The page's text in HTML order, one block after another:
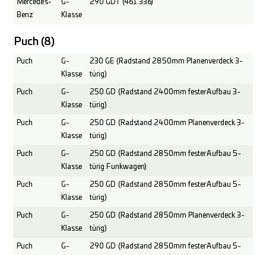
Mercedes-
Benz
G-
Klasse
290 GDT (461.336)
Puch (8)
Puch
G-
Klasse
230 GE (Radstand 2850mm Planenverdeck 3-
türig)
Puch
G-
Klasse
250 GD (Radstand 2400mm fester Aufbau 3-
türig)
Puch
G-
Klasse
250 GD (Radstand 2400mm Planenverdeck 3-
türig)
Puch
G-
Klasse
250 GD (Radstand 2850mm fester Aufbau 5-
türig Funkwagen)
Puch
G-
Klasse
250 GD (Radstand 2850mm fester Aufbau 5-
türig)
Puch
G-
Klasse
250 GD (Radstand 2850mm Planenverdeck 3-
türig)
Puch
G-
290 GD (Radstand 2850mm fester Aufbau 5-